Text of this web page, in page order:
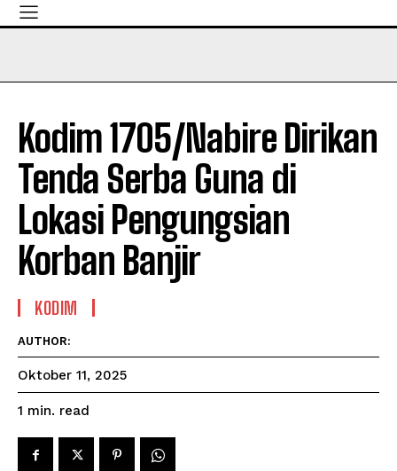
Kodim 1705/Nabire Dirikan
Tenda Serba Guna di
Lokasi Pengungsian
Korban Banjir
KODIM
AUTHOR:
Oktober 11, 2025
1 min. read